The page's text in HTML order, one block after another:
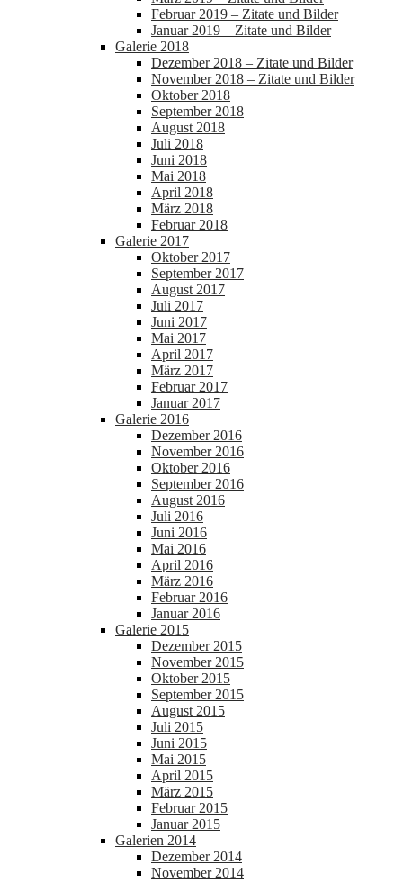
Februar 2019 – Zitate und Bilder
Januar 2019 – Zitate und Bilder
Galerie 2018
Dezember 2018 – Zitate und Bilder
November 2018 – Zitate und Bilder
Oktober 2018
September 2018
August 2018
Juli 2018
Juni 2018
Mai 2018
April 2018
März 2018
Februar 2018
Galerie 2017
Oktober 2017
September 2017
August 2017
Juli 2017
Juni 2017
Mai 2017
April 2017
März 2017
Februar 2017
Januar 2017
Galerie 2016
Dezember 2016
November 2016
Oktober 2016
September 2016
August 2016
Juli 2016
Juni 2016
Mai 2016
April 2016
März 2016
Februar 2016
Januar 2016
Galerie 2015
Dezember 2015
November 2015
Oktober 2015
September 2015
August 2015
Juli 2015
Juni 2015
Mai 2015
April 2015
März 2015
Februar 2015
Januar 2015
Galerien 2014
Dezember 2014
November 2014